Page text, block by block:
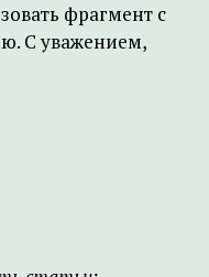
фрагмент с
С уважением,